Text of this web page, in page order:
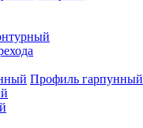
Профиль гарпунный